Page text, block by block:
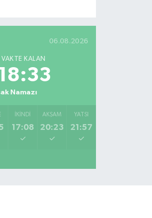
06.08.2026
KALAN
Namazı
İKINDI
17:08
AKŞAM
20:23
YATSI
21:57